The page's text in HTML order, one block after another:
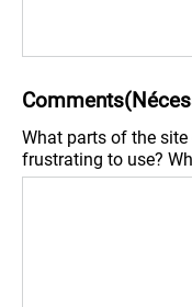
Comments
What parts of the
frustrating to use?